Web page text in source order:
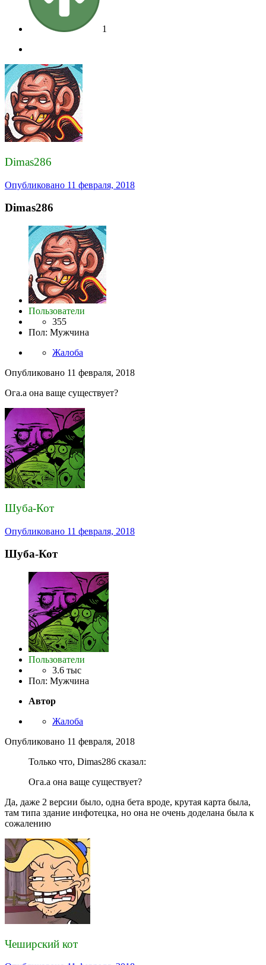
1
Dimas286
Опубликовано 11 февраля, 2018
Dimas286
Пользователи
355
Пол: Мужчина
Жалоба
Опубликовано 11 февраля, 2018
Ога.а она ваще существует?
Шуба-Кот
Опубликовано 11 февраля, 2018
Шуба-Кот
Пользователи
3.6 тыс
Пол: Мужчина
Автор
Жалоба
Опубликовано 11 февраля, 2018
Только что, Dimas286 сказал:
Ога.а она ваще существует?
Да, даже 2 версии было, одна бета вроде, крутая карта была,
там типа здание инфотецка, но она не очень доделана была к
сожалению
Чеширский кот